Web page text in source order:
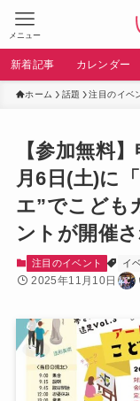
メニュー
新着記事 カレンダー
ホーム 話題 注目のイベ
【参加無料
月6日(土)に
エ”でこども
ントが開催
注目のイベント イ
2025年11月10日